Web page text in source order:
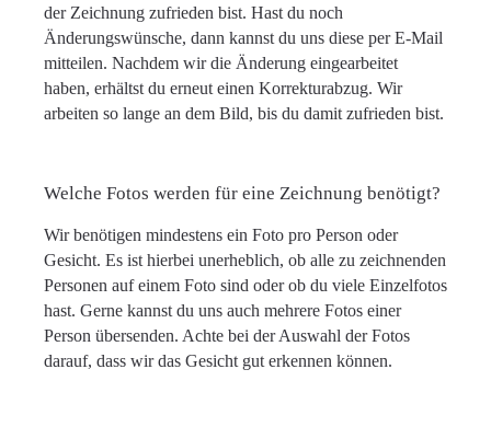
der Zeichnung zufrieden bist. Hast du noch
Änderungswünsche, dann kannst du uns diese per E-Mail
mitteilen. Nachdem wir die Änderung eingearbeitet
haben, erhältst du erneut einen Korrekturabzug. Wir
arbeiten so lange an dem Bild, bis du damit zufrieden bist.
Welche Fotos werden für eine Zeichnung benötigt?
Wir benötigen mindestens ein Foto pro Person oder
Gesicht. Es ist hierbei unerheblich, ob alle zu zeichnenden
Personen auf einem Foto sind oder ob du viele Einzelfotos
hast. Gerne kannst du uns auch mehrere Fotos einer
Person übersenden. Achte bei der Auswahl der Fotos
darauf, dass wir das Gesicht gut erkennen können.